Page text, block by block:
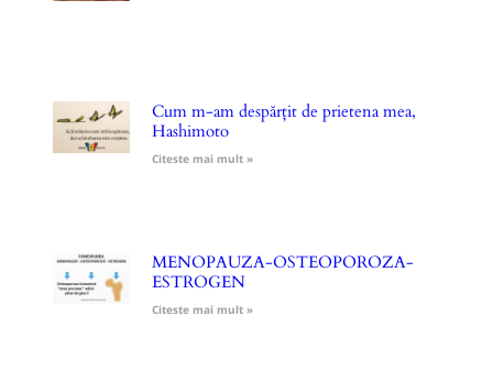
Cum m-am despărțit de prietena mea,
Hashimoto
Citeste mai mult »
MENOPAUZA-OSTEOPOROZA-
ESTROGEN
Citeste mai mult »